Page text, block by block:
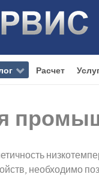
Расчет
необходимо